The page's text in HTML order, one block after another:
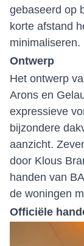
gebaseerd op
korte afstand
minimaliseren.
Ontwerp
Het ontwerp
Arons en
expressieve
bijzondere
aanzicht.
door Klous
handen van
de woningen
Officiële